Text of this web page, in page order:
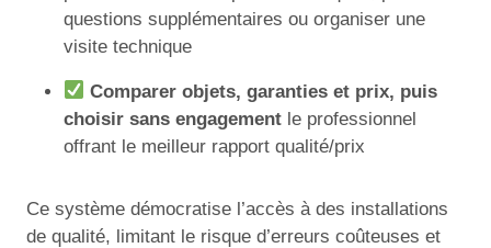
questions supplémentaires ou organiser une
visite technique
Comparer objets, garanties et prix, puis
choisir sans engagement le professionnel
offrant le meilleur rapport qualité/prix
Ce système démocratise l’accès à des installations
de qualité, limitant le risque d’erreurs coûteuses et